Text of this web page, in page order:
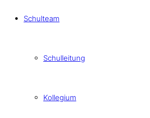
Schulteam
Schulleitung
Kollegium